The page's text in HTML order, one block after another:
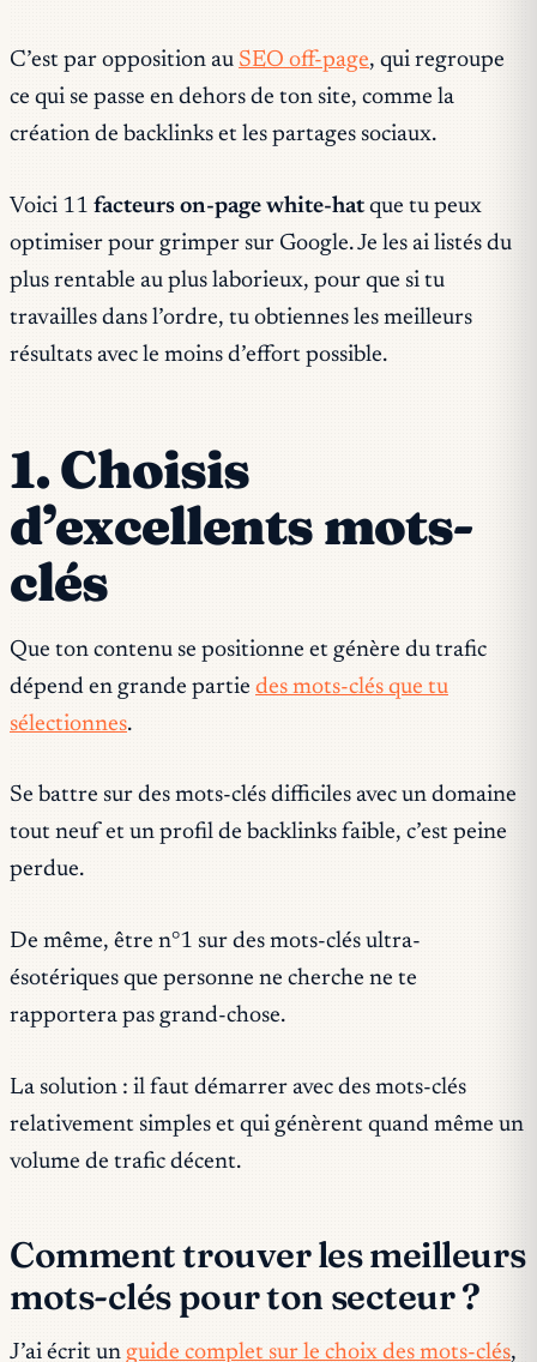
C’est par opposition au SEO off-page, qui regroupe
ce qui se passe en dehors de ton site, comme la
création de backlinks et les partages sociaux.
Voici 11 facteurs on-page white-hatque tu peux
optimiser pour grimper sur Google. Je les ai listés du
plus rentable au plus laborieux, pour que si tu
travailles dans l’ordre, tu obtiennes les meilleurs
résultats avec le moins d’effort possible.
1. Choisis
d’excellents mots-
clés
Que ton contenu se positionne et génère du trafic
dépend en grande partie des mots-clés que tu
sélectionnes.
Se battre sur des mots-clés difficiles avec un domaine
tout neuf et un profil de backlinks faible, c’est peine
perdue.
De même, être n°1 sur des mots-clés ultra-
ésotériques que personne ne cherche ne te
rapportera pas grand-chose.
La solution : il faut démarrer avec des mots-clés
relativement simples et qui génèrent quand même un
volume de trafic décent.
Comment trouver les meilleurs
mots-clés pour ton secteur ?
J’ai écrit un guide complet sur le choix des mots-clés,